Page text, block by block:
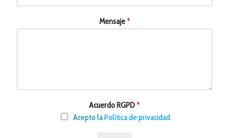
Mensaje*
Acuerdo RGPD*
Acepto laPolítica de privacidad